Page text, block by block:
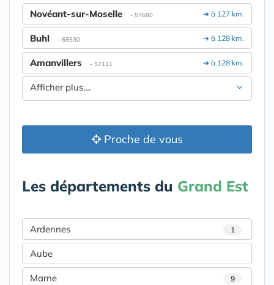
➔ à 127 km.
Novéant-sur-Moselle - 57680
➔ à 128 km.
Buhl - 68530
➔ à 128 km.
Amanvillers - 57111
Afficher plus....
Proche de vous
Les départements du Grand Est
Ardennes 1
Aube
Marne 9